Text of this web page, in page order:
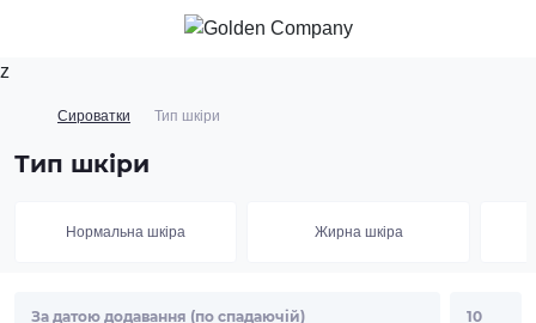
z
Сироватки Тип шкіри
Тип шкіри
Нормальна шкіра Жирна шкіра